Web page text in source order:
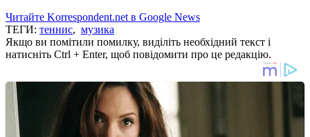
Читайте Korrespondent.net в Google News
ТЕГИ: теннис, музика
Якщо ви помітили помилку, виділіть необхідний текст і
натисніть Ctrl + Enter, щоб повідомити про це редакцію.